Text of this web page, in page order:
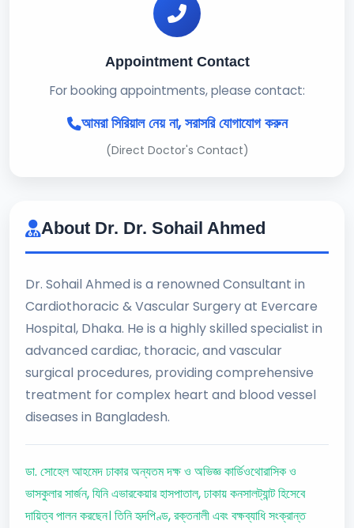
Appointment Contact
For booking appointments, please contact:
আমরা সিরিয়াল নেয় না, সরাসরি যোগাযোগ করুন
(Direct Doctor's Contact)
About Dr. Dr. Sohail Ahmed
Dr. Sohail Ahmed is a renowned Consultant in
Cardiothoracic & Vascular Surgery at Evercare
Hospital, Dhaka. He is a highly skilled specialist in
advanced cardiac, thoracic, and vascular
surgical procedures, providing comprehensive
treatment for complex heart and blood vessel
diseases in Bangladesh.
ডা. সোহেল আহমেদ ঢাকার অন্যতম দক্ষ ও অভিজ্ঞ কার্ডিওথোরাসিক ও
ভাসকুলার সার্জন, যিনি এভারকেয়ার হাসপাতাল, ঢাকায় কনসালট্যান্ট হিসেবে
দায়িত্ব পালন করছেন। তিনি হৃদপিণ্ড, রক্তনালী এবং বক্ষব্যাধি সংক্রান্ত